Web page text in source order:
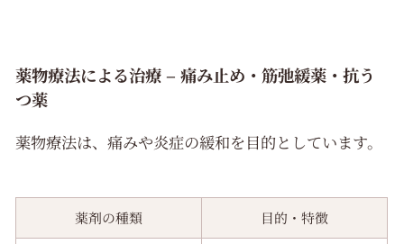
薬物療法による治療 – 痛み止め・筋弛緩薬・抗う
つ薬
薬物療法は、痛みや炎症の緩和を目的としています。
薬剤の種類
目的・特徴